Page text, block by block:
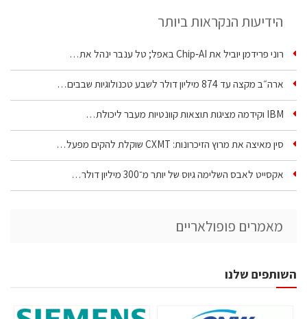
הידיעות הנקראות ביותר
רוני פרידמן יוביל את Chip‑AI באפל; טל ענבר ינהל את…
ארה״ב מקצה עד 874 מיליון דולר לשבע טכנולוגיות שבבים…
IBM וקידמה מציגות תוצאות קוונטיות מעבר ליכולת…
סין מאיצה את מרוץ הזיכרונות: CXMT שוקלת להקים מפעל…
אקסייט לאבס השלימה גיוס של יותר מ־300 מיליון דולר…
מאמרים פופולאריים
השותפים שלנו